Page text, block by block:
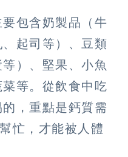
包含奶製品（牛
起司等）、豆類
）、堅果、小魚
等。從飲食中吃
，重點是鈣質需
忙，才能被人體